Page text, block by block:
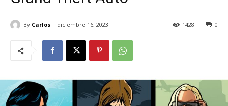
By Carlos diciembre 16, 2023 0
1428